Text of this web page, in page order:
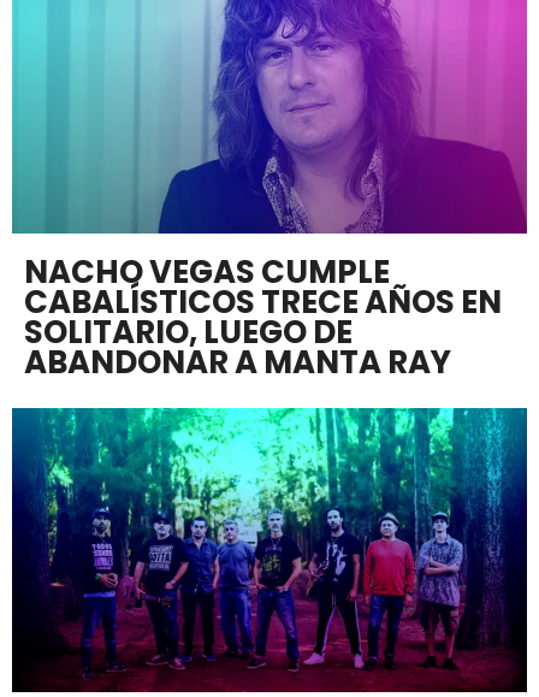
NACHO VEGAS CUMPLE
CABALÍSTICOS TRECE AÑOS EN
SOLITARIO, LUEGO DE
ABANDONAR A MANTA RAY